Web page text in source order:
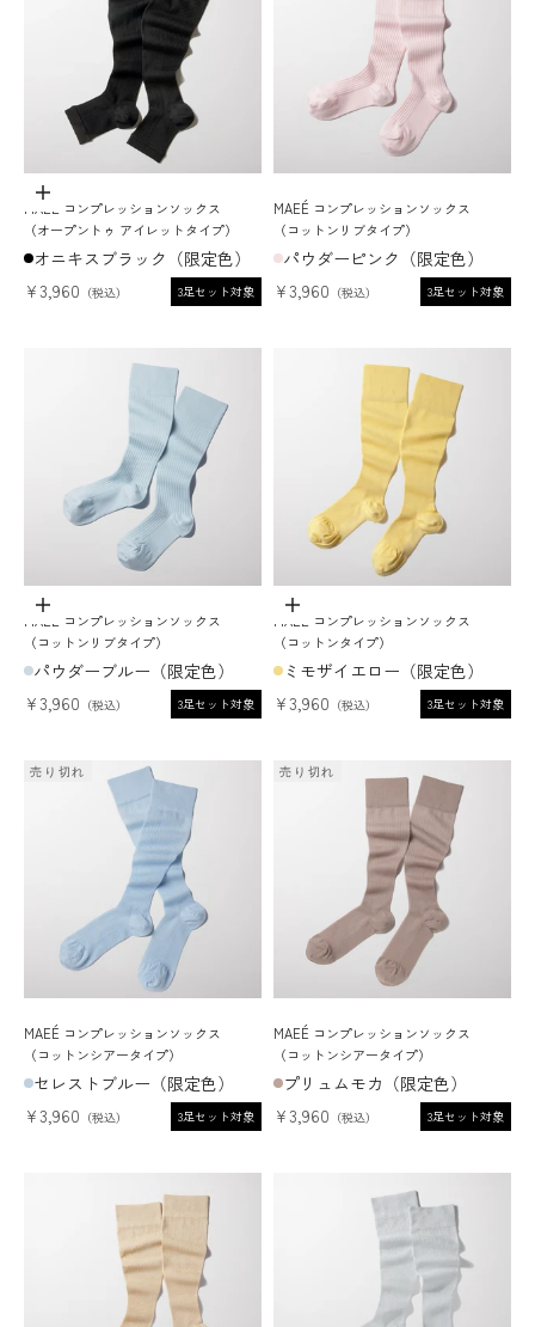
ADD TO CART
MAEÉ コンプレッションソックス
（オープントゥ アイレットタイプ）
オニキスブラック（限定色）
セール価格
¥3,960 3足セット対象
MAEÉ コンプレッションソックス
（コットンリブタイプ）
パウダーピンク（限定色）
セール価格
¥3,960 3足セット対象
オプションを選択
MAEÉ コンプレッションソックス
（コットンリブタイプ）
パウダーブルー（限定色）
セール価格
¥3,960 3足セット対象
オプションを選択
MAEÉ コンプレッションソックス
（コットンタイプ）
ミモザイエロー（限定色）
セール価格
¥3,960 3足セット対象
売り切れ
MAEÉ コンプレッションソックス
（コットンシアータイプ）
セレストブルー（限定色）
セール価格
¥3,960 3足セット対象
売り切れ
MAEÉ コンプレッションソックス
（コットンシアータイプ）
プリュムモカ（限定色）
セール価格
¥3,960 3足セット対象